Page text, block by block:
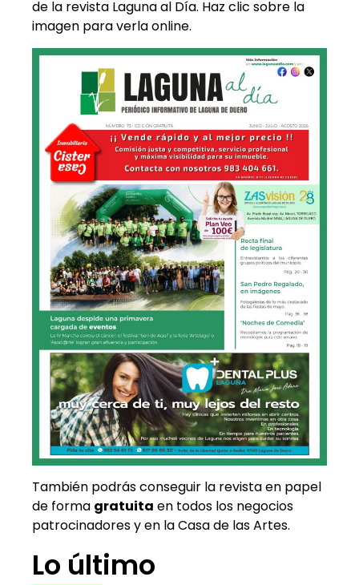
de la revista Laguna al Día. Haz clic sobre la
imagen para verla online.
También podrás conseguir la revista en papel
de forma gratuita en todos los negocios
patrocinadores y en la Casa de las Artes.
Lo último